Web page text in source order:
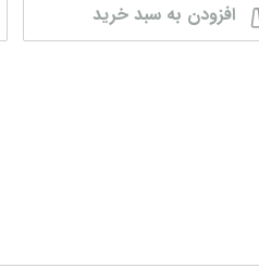
افزودن به سبد خرید